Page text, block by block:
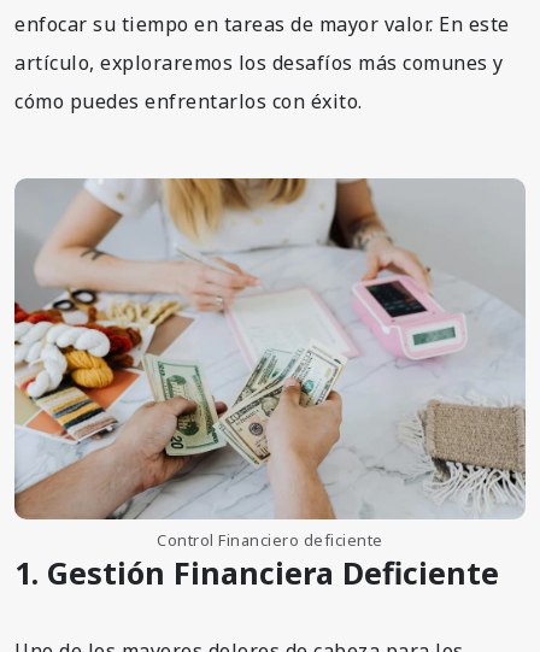
enfocar su tiempo en tareas de mayor valor. En este
artículo, exploraremos los desafíos más comunes y
cómo puedes enfrentarlos con éxito.
Control Financiero deficiente
1. Gestión Financiera Deficiente